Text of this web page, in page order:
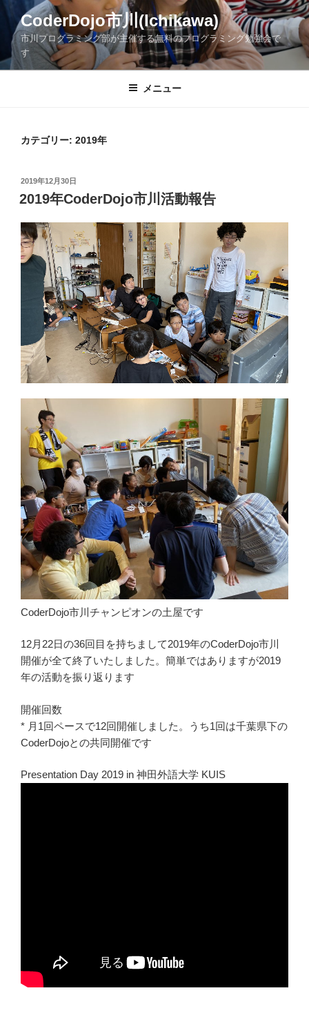
コ
ン
ツ
CoderDojo市川(Ichikawa)
市川プログラミング部が主催する無料のプログラミング勉強会で
す
メニュー
カテゴリー: 2019年
投
稿
日:
2019年12月30日
2019年CoderDojo市川活動報告
CoderDojo市川チャンピオンの土屋です
12月22日の36回目を持ちまして2019年のCoderDojo市川
開催が全て終了いたしました。簡単ではありますが2019
年の活動を振り返ります
開催回数
* 月1回ペースで12回開催しました。うち1回は千葉県下の
CoderDojoとの共同開催です
Presentation Day 2019 in 神田外語大学 KUIS